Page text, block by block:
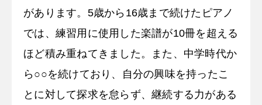
があります。5歳から16歳まで続けたピアノ
では、練習用に使用した楽譜が10冊を超える
ほど積み重ねてきました。また、中学時代か
ら○○を続けており、自分の興味を持ったこ
とに対して探求を怠らず、継続する力がある